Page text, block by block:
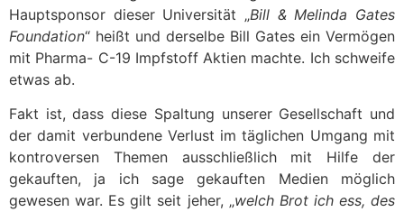
Hauptsponsor dieser Universität „Bill & Melinda Gates
Foundation“ heißt und derselbe Bill Gates ein Vermögen
mit Pharma- C-19 Impfstoff Aktien machte. Ich schweife
etwas ab.
Fakt ist, dass diese Spaltung unserer Gesellschaft und
der damit verbundene Verlust im täglichen Umgang mit
kontroversen Themen ausschließlich mit Hilfe der
gekauften, ja ich sage gekauften Medien möglich
gewesen war. Es gilt seit jeher, „welch Brot ich ess, des